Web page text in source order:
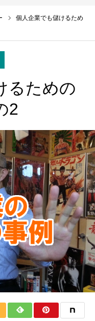
個人企業でも儲けるため
るための
2